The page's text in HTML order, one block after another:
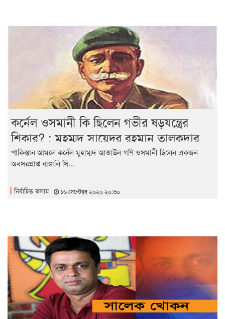
কর্নেল ওসমানী কি ছিলেন গভীর ষড়যন্ত্রের
শিকার? : মুহম্মদ সায়েদুর রহমান তালুকদার
পাকিস্তান আমলে কর্নেল মুহাম্মদ আতাউল গণি ওসমানী ছিলেন একজন
অবসরপ্রাপ্ত বাঙালি সি...
নির্বাচিত কলাম ১৬ সেপ্টেম্বর ২০২০ ২০:৩০